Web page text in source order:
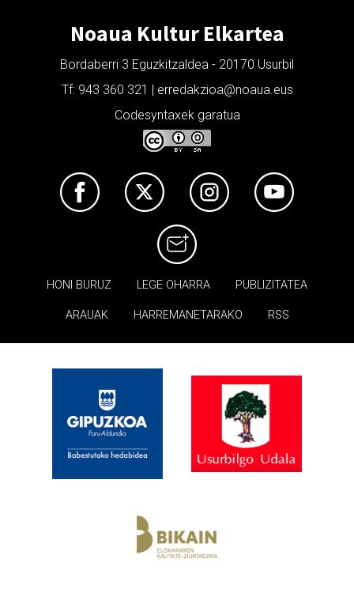
Noaua Kultur Elkartea
Bordaberri 3 Eguzkitzaldea - 20170 Usurbil
Tf: 943 360 321 | erredakzioa@noaua.eus
Codesyntaxek garatua
HONI BURUZ LEGE OHARRA PUBLIZITATEA
ARAUAK HARREMANETARAKO RSS